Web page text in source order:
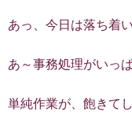
あっ、今日は落ち着
あ～事務処理がいっ
単純作業が、飽きて